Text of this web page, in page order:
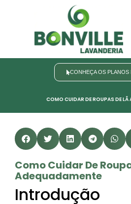
CONHEÇA OS PLANOS
COMO CUIDAR DE ROUPAS DE LÃ
Como Cuidar De
Adequadamente
Introdução